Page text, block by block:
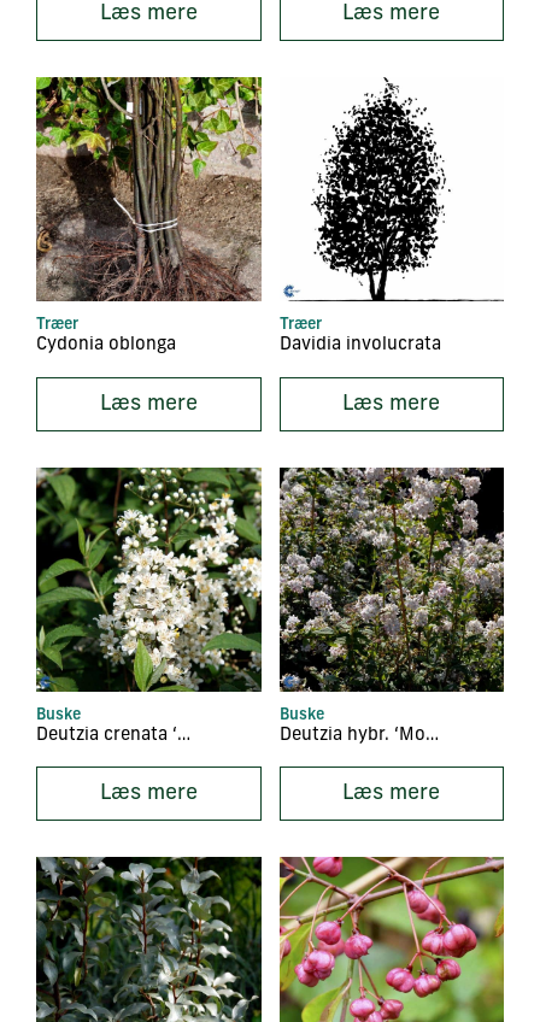
Læs mere Læs mere
Træer
Cydonia oblonga
Læs mere
Træer
Davidia involucrata
Læs mere
Buske
Deutzia crenata ‘Dippon’
Læs mere
Buske
Deutzia hybr. ‘Mont Rose’
Læs mere